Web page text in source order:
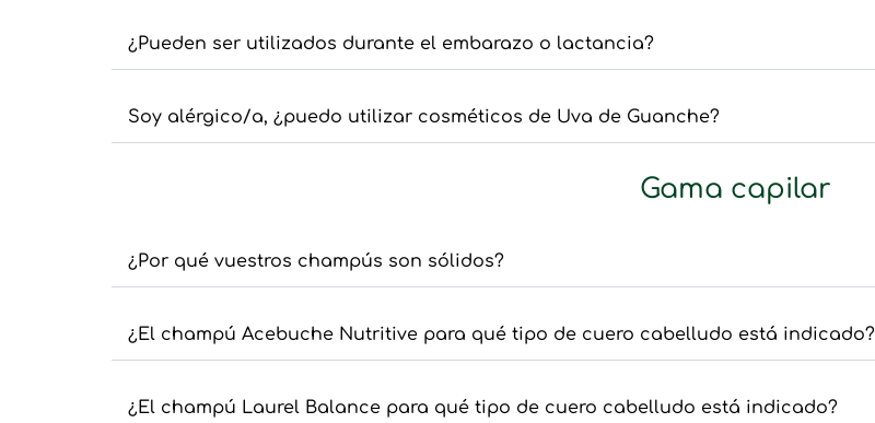
¿Pueden ser utilizados durante el embarazo o lactancia?
Soy alérgico/a, ¿puedo utilizar cosméticos de Uva de Guanche?
Gama capilar
¿Por qué vuestros champús son sólidos?
¿El champú Acebuche Nutritive para qué tipo de cuero cabelludo está indicado?
¿El champú Laurel Balance para qué tipo de cuero cabelludo está indicado?